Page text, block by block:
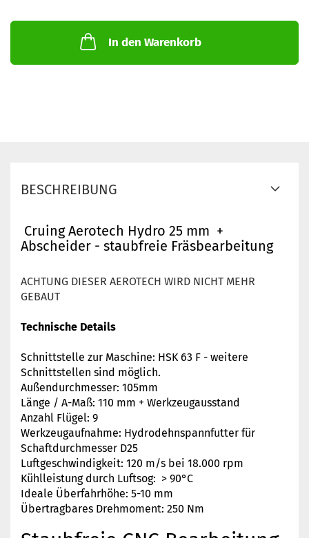
In den Warenkorb
BESCHREIBUNG
Cruing Aerotech Hydro 25 mm +
Abscheider - staubfreie Fräsbearbeitung
ACHTUNG DIESER AEROTECH WIRD NICHT MEHR
GEBAUT
Technische Details
Schnittstelle zur Maschine: HSK 63 F - weitere
Schnittstellen sind möglich.
Außendurchmesser: 105mm
Länge / A-Maß: 110 mm + Werkzeugausstand
Anzahl Flügel: 9
Werkzeugaufnahme: Hydrodehnspannfutter für
Schaftdurchmesser D25
Luftgeschwindigkeit: 120 m/s bei 18.000 rpm
Kühlleistung durch Luftsog: > 90°C
Ideale Überfahrhöhe: 5-10 mm
Übertragbares Drehmoment: 250 Nm